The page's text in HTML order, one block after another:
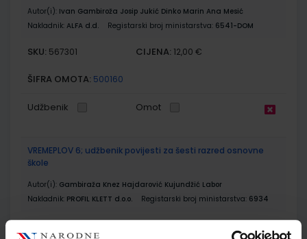
Autor(i): Ivan Gambiroža Josip Jukić Dinko Marin Ana Mesić
Nakladnik: ALFA d.d. Registarski broj ministarstva: 6541-DOM
SKU: 567301 CIJENA: 12,00 €
ŠIFRA OMOTA: 500160
Udžbenik Omot
VREMEPLOV 6; udžbenik povijesti za šesti razred osnovne
škole
Autor(i): Gambiraža Knez Hajdarović Kujundžić Labor
Nakladnik: PROFIL KLETT d.o.o. Registarski broj ministarstva: 6934
SKU: CIJENA: